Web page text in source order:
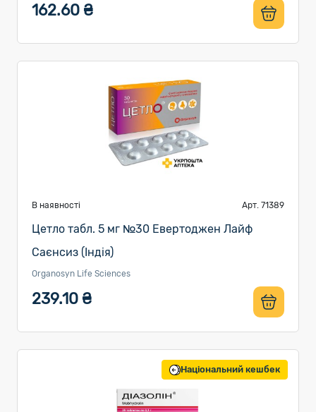
162.60 ₴
В наявності Арт. 71389
Цетло табл. 5 мг №30 Евертоджен Лайф
Саєнсиз (Індія)
Organosyn Life Sciences
239.10 ₴
Національний кешбек